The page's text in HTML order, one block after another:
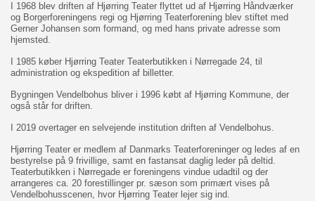
I 1968 blev driften af Hjørring Teater flyttet ud af Hjørring Håndværker
og Borgerforeningens regi og Hjørring Teaterforening blev stiftet med
Gerner Johansen som formand, og med hans private adresse som
hjemsted.
I 1985 køber Hjørring Teater Teaterbutikken i Nørregade 24, til
administration og ekspedition af billetter.
Bygningen Vendelbohus bliver i 1996 købt af Hjørring Kommune, der
også står for driften.
I 2019 overtager en selvejende institution driften af Vendelbohus.
Hjørring Teater er medlem af Danmarks Teaterforeninger og ledes af en
bestyrelse på 9 frivillige, samt en fastansat daglig leder på deltid.
Teaterbutikken i Nørregade er foreningens vindue udadtil og der
arrangeres ca. 20 forestillinger pr. sæson som primært vises på
Vendelbohusscenen, hvor Hjørring Teater lejer sig ind.